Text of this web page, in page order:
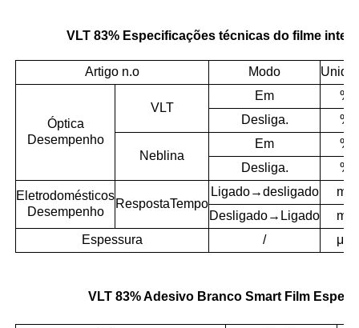
VLT 83% Especificações técnicas do filme
Artigo n.o Modo
Óptica
Desempenho
VLT
Em
%
Desliga.
%
Neblina
Em
%
Desliga.
%
Eletrodomésticos
Desempenho
RespostaTempo
Ligado→desligado
ms
Desligado→Ligado
ms
Espessura
/ μm
VLT 83% Adesivo Branco Smart Film